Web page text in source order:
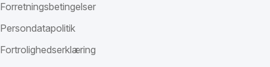
Forretningsbetingelser
Persondatapolitik
Fortrolighedserklæring